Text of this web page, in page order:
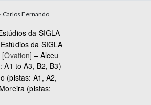
Carlos Fernando
da SIGLA
da SIGLA
– Alceu
A1 to A3, B2, B3)
(pistas: A1, A2,
(pistas: